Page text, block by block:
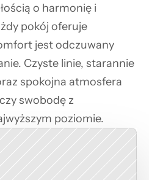
o harmonię i
pokój oferuje
jest odczuwany
Czyste linie, starannie
spokojna atmosfera
swobodę z
poziomie.